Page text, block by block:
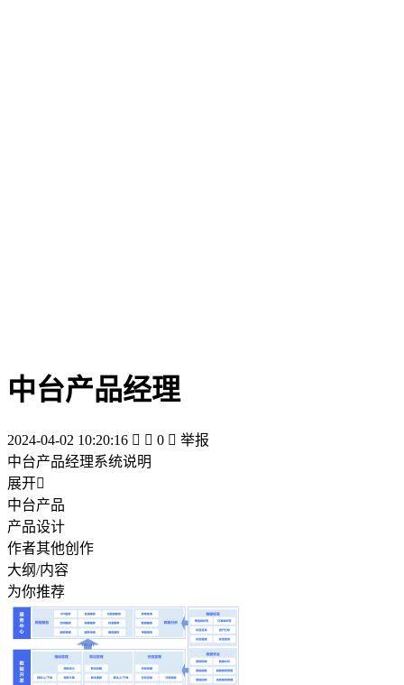
中台产品经理
2024-04-02 10:20:16   0  举报
中台产品经理系统说明
展开
中台产品
产品设计
作者其他创作
大纲/内容
为你推荐